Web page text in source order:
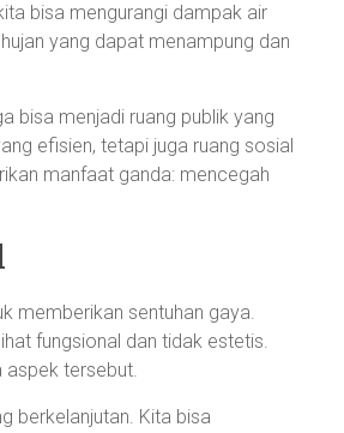
bisa mengurangi dampak air
yang dapat menampung dan
bisa menjadi ruang publik yang
efisien, tetapi juga ruang sosial
manfaat ganda: mencegah
memberikan sentuhan gaya.
fungsional dan tidak estetis.
aspek tersebut.
berkelanjutan. Kita bisa